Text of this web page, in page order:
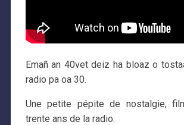
Emañ an 40vet deiz ha bloaz o
radio pa oa 30.
Une petite pépite de nostalgie,
trente ans de la radio.